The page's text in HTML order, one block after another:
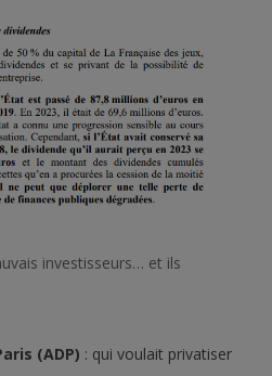
investisseurs… et ils
(ADP) : qui voulait privatiser